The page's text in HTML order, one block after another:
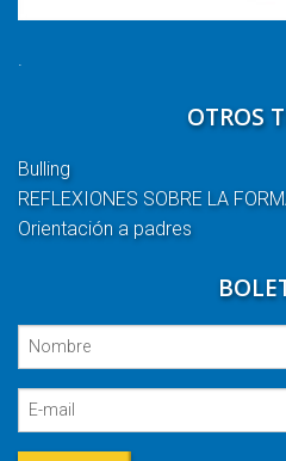
.
OTROS
Bulling
REFLEXIONES SOBRE LA
Orientación a padres